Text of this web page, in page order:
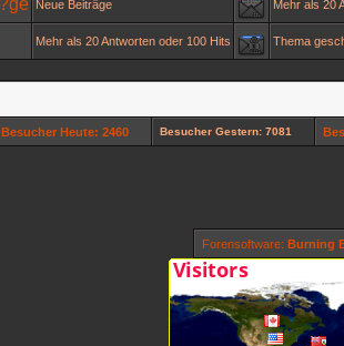
Neue Beiträge Mehr als 20
Mehr als 20 Antworten oder 100 Hits Thema
Besucher Heute: 2460 Besucher Gestern: 7081
Forensoftware: Burning